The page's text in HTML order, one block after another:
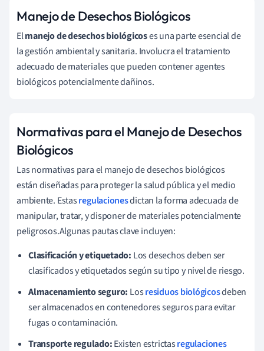
Manejo de Desechos Biológicos
Elmanejo de desechos biológicoses una parte esencial de
la gestión ambiental y sanitaria. Involucra el tratamiento
adecuado de materiales que pueden contener agentes
biológicos potencialmente dañinos.
Normativas para el Manejo de Desechos
Biológicos
Las normativas para el manejo de desechos biológicos
están diseñadas para proteger la salud pública y el medio
ambiente. Estasregulacionesdictan la forma adecuada de
manipular, tratar, y disponer de materiales potencialmente
peligrosos.Algunas pautas clave incluyen:
Clasificación y etiquetado: Los desechos deben ser
clasificados y etiquetados según su tipo y nivel de riesgo.
Almacenamiento seguro: Losresiduos biológicosdeben
ser almacenados en contenedores seguros para evitar
fugas o contaminación.
Transporte regulado:Existen estrictasregulaciones